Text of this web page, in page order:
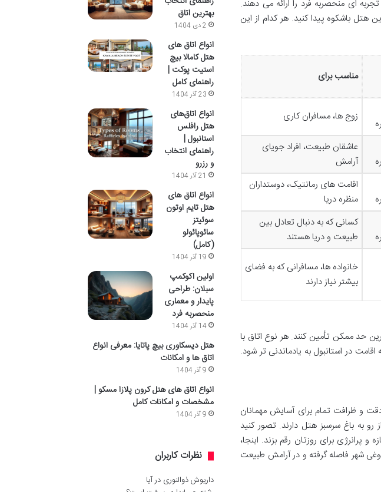
تجربه ای منحصربه فرد را ارائه می دهند.
هتل باشکوه پیدا کنید. هر کدام از این
مناسب برای
زوج ها، مسافران کاری
عاشقان طبیعت، افراد جویای
آرامش
اقامت های رمانتیک، دوستداران
منظره دریا
کسانی که به دنبال تعادل بین
طبیعت و دریا هستند
خانواده ها، مسافرانی که به فضای
بیشتر نیاز دارند
حد ممکن تأمین کنند. هر نوع اتاق با
در استانبول به یادماندنی تر شود.
فضایی ۲۶ متری است که با دقت و ظرافت تمام برای آسایش مهمانان
به باغ سرسبز هتل دارند. تصور کنید
برای روزتان رقم بزند. اینجا،
شهر فاصله گرفته و در آرامش طبیعت
بهترین اتاق
2 دی 1404
انواع اتاق های
هتل کامالا بیچ
استیت پوکت |
راهنمای کامل
23 آذر 1404
انواع اتاق‌های
هتل رافلس
استانبول |
راهنمای انتخاب
و رزرو
21 آذر 1404
انواع اتاق های
هتل تایم اوتون
سوئیتز
سائوپائولو
(کامل)
19 آذر 1404
اولین اکوکمپ
سبلان: طراحی
پایدار و معماری
منحصربه فرد
14 آذر 1404
هتل دیسکاوری بیچ پاتایا: معرفی انواع
اتاق ها و امکانات
9 آذر 1404
انواع اتاق های هتل کرون پلازا مسکو |
مشخصات و امکانات کامل
9 آذر 1404
نظرات کاربران
داریوش ذوالنوری درآیا